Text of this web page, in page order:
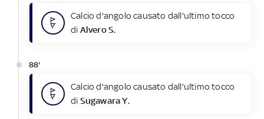
Calcio d'angolo causato dall'ultimo tocco
di Alvero S.
88'
Calcio d'angolo causato dall'ultimo tocco
di Sugawara Y.